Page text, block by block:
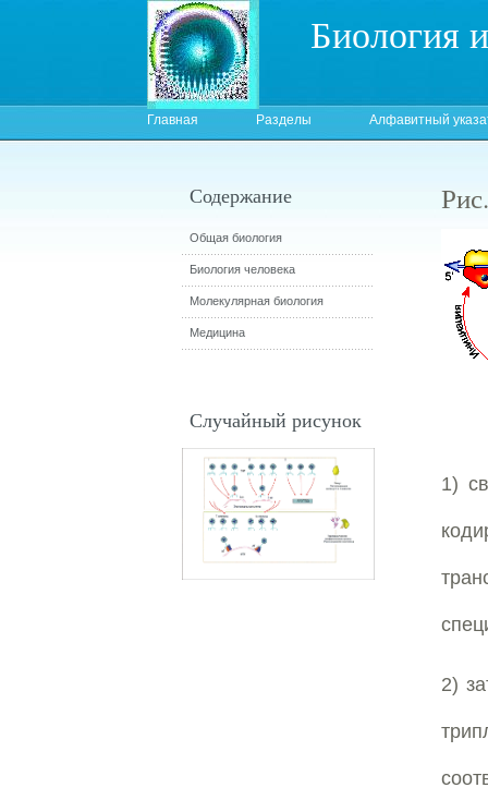
Биология
Главная Разделы Алфавитный
1)
2)
Содержание
Общая биология
Биология человека
Молекулярная биология
Медицина
Случайный рисунок